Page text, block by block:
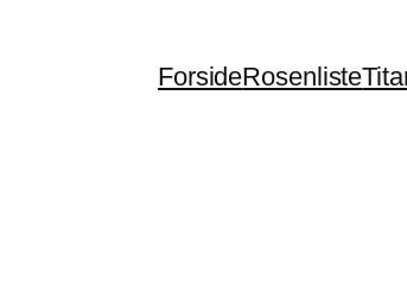
ForsideRosenliste